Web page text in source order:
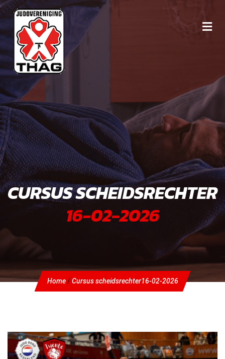
CURSUS SCHEIDSRECHTER
16-02-2026
Home/Cursus scheidsrechter16-02-2026